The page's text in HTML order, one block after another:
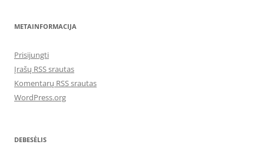
METAINFORMACIJA
Prisijungti
Įrašų RSS srautas
Komentarų RSS srautas
WordPress.org
DEBESĖLIS